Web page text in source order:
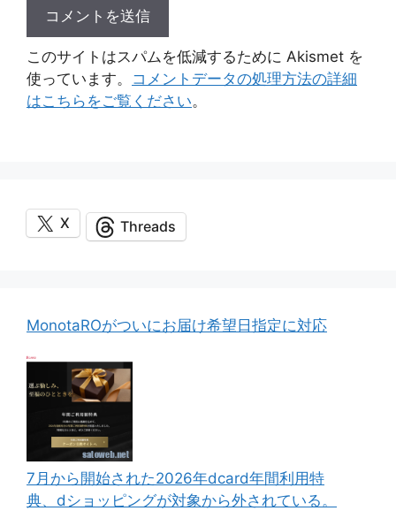
このサイトはスパムを低減するために Akismet を
使っています。 コメントデータの処理方法の詳細
はこちらをご覧ください。
X Threads
MonotaROがついにお届け希望日指定に対応
7月から開始された2026年dcard年間利用特
典、dショッピングが対象から外されている。